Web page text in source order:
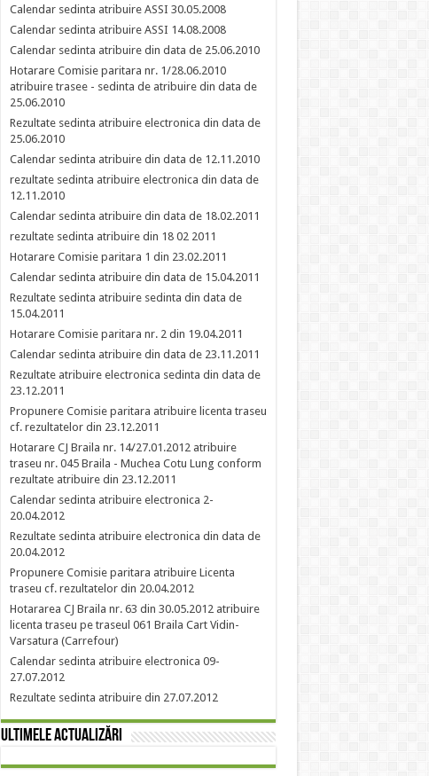
Calendar sedinta atribuire ASSI 30.05.2008
Calendar sedinta atribuire ASSI 14.08.2008
Calendar sedinta atribuire din data de 25.06.2010
Hotarare Comisie paritara nr. 1/28.06.2010
atribuire trasee - sedinta de atribuire din data de
25.06.2010
Rezultate sedinta atribuire electronica din data de
25.06.2010
Calendar sedinta atribuire din data de 12.11.2010
rezultate sedinta atribuire electronica din data de
12.11.2010
Calendar sedinta atribuire din data de 18.02.2011
rezultate sedinta atribuire din 18 02 2011
Hotarare Comisie paritara 1 din 23.02.2011
Calendar sedinta atribuire din data de 15.04.2011
Rezultate sedinta atribuire sedinta din data de
15.04.2011
Hotarare Comisie paritara nr. 2 din 19.04.2011
Calendar sedinta atribuire din data de 23.11.2011
Rezultate atribuire electronica sedinta din data de
23.12.2011
Propunere Comisie paritara atribuire licenta traseu
cf. rezultatelor din 23.12.2011
Hotarare CJ Braila nr. 14/27.01.2012 atribuire
traseu nr. 045 Braila - Muchea Cotu Lung conform
rezultate atribuire din 23.12.2011
Calendar sedinta atribuire electronica 2-
20.04.2012
Rezultate sedinta atribuire electronica din data de
20.04.2012
Propunere Comisie paritara atribuire Licenta
traseu cf. rezultatelor din 20.04.2012
Hotararea CJ Braila nr. 63 din 30.05.2012 atribuire
licenta traseu pe traseul 061 Braila Cart Vidin-
Varsatura (Carrefour)
Calendar sedinta atribuire electronica 09-
27.07.2012
Rezultate sedinta atribuire din 27.07.2012
Ultimele actualizări